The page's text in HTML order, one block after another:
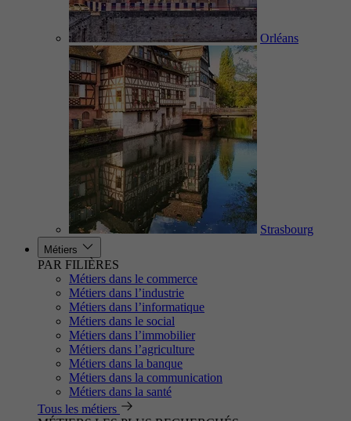
Orléans
Strasbourg
Métiers
PAR FILIÈRES
Métiers dans le commerce
Métiers dans l’industrie
Métiers dans l’informatique
Métiers dans le social
Métiers dans l’immobilier
Métiers dans l’agriculture
Métiers dans la banque
Métiers dans la communication
Métiers dans la santé
Tous les métiers